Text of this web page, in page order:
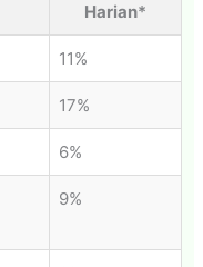
Harian*
11%
17%
6%
9%